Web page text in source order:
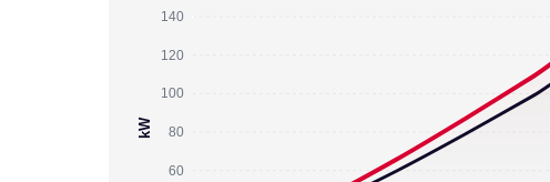
140
120
100
80
60
kW